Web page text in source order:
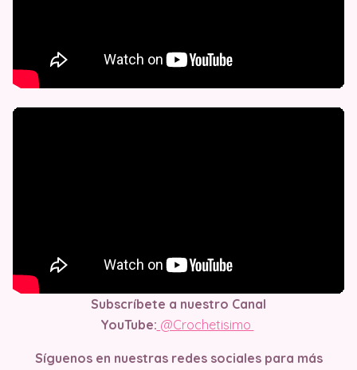
Subscríbete a nuestro Canal
YouTube: @Crochetisimo
Síguenos en nuestras redes sociales para más